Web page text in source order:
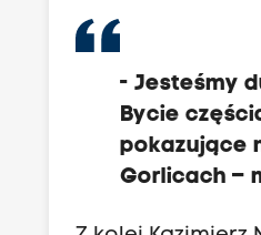
- Jesteśmy
Bycie
pokazujące
Gorlicach –